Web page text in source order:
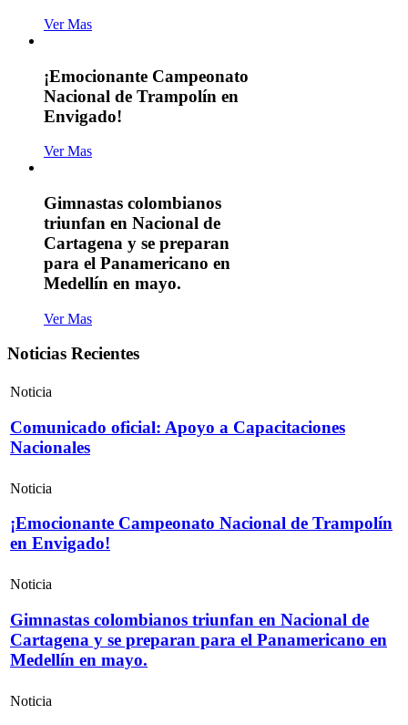
Ver Mas
¡Emocionante Campeonato
Nacional de Trampolín en
Envigado!
Ver Mas
Gimnastas colombianos
triunfan en Nacional de
Cartagena y se preparan
para el Panamericano en
Medellín en mayo.
Ver Mas
Noticias Recientes
Noticia
Comunicado oficial: Apoyo a Capacitaciones
Nacionales
Noticia
¡Emocionante Campeonato Nacional de Trampolín
en Envigado!
Noticia
Gimnastas colombianos triunfan en Nacional de
Cartagena y se preparan para el Panamericano en
Medellín en mayo.
Noticia